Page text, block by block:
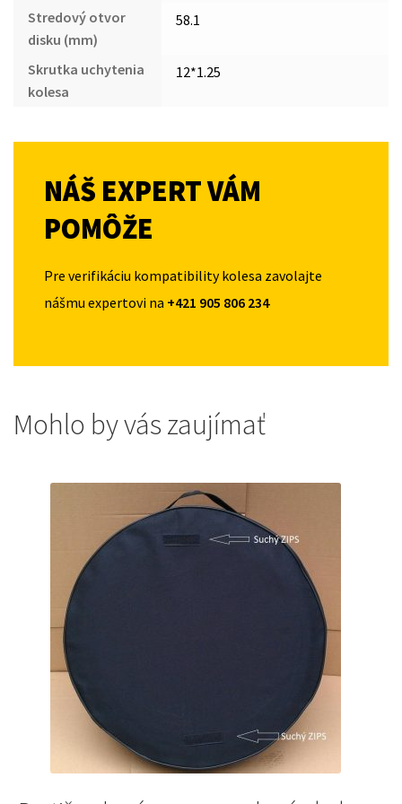
Stredový otvor
disku (mm)
58.1
Skrutka uchytenia
kolesa
12*1.25
NÁŠ EXPERT VÁM
POMÔŽE
Pre verifikáciu kompatibility kolesa zavolajte
nášmu expertovi na +421 905 806 234
Mohlo by vás zaujímať